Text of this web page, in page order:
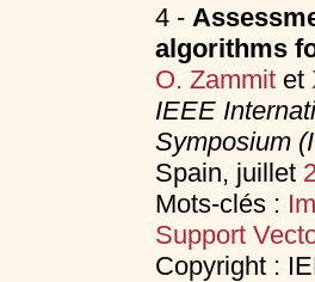
4 -
algorithms
O. Zammitet
IEEE
Symposium
Spain, juillet
Mots-clés :
Support
Copyright :